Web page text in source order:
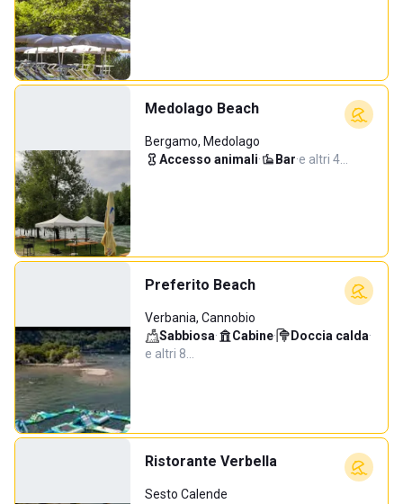
Medolago Beach
Bergamo, Medolago
Accesso animali· Bar·e altri 4…
Preferito Beach
Verbania, Cannobio
Sabbiosa· Cabine· Doccia calda·
e altri 8…
Ristorante Verbella
Sesto Calende